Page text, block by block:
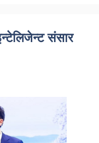
संसार